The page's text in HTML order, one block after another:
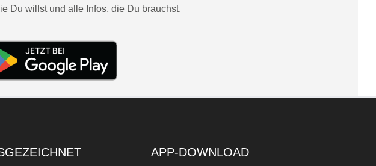
Du willst und alle Infos, die Du brauchst.
APP-DOWNLOAD